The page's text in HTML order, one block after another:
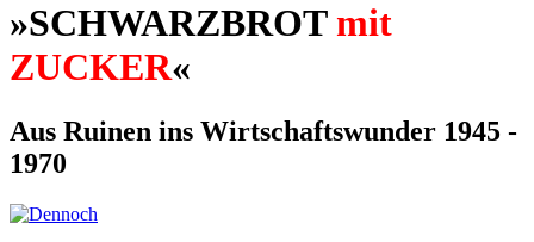
»SCHWARZBROTmit
ZUCKER«
Aus Ruinen ins Wirtschaftswunder 1945 -
1970